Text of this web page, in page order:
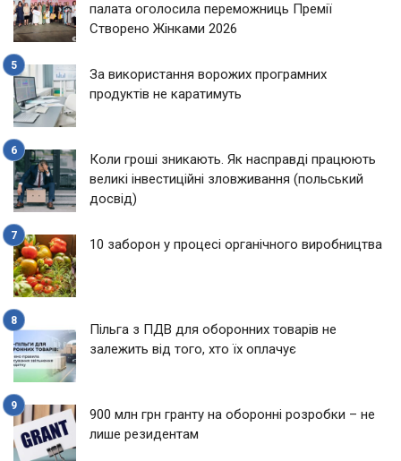
палата оголосила переможниць Премії
Створено Жінками 2026
За використання ворожих програмних
продуктів не каратимуть
Коли гроші зникають. Як насправді працюють
великі інвестиційні зловживання (польський
досвід)
10 заборон у процесі органічного виробництва
Пільга з ПДВ для оборонних товарів не
залежить від того, хто їх оплачує
900 млн грн гранту на оборонні розробки – не
лише резидентам